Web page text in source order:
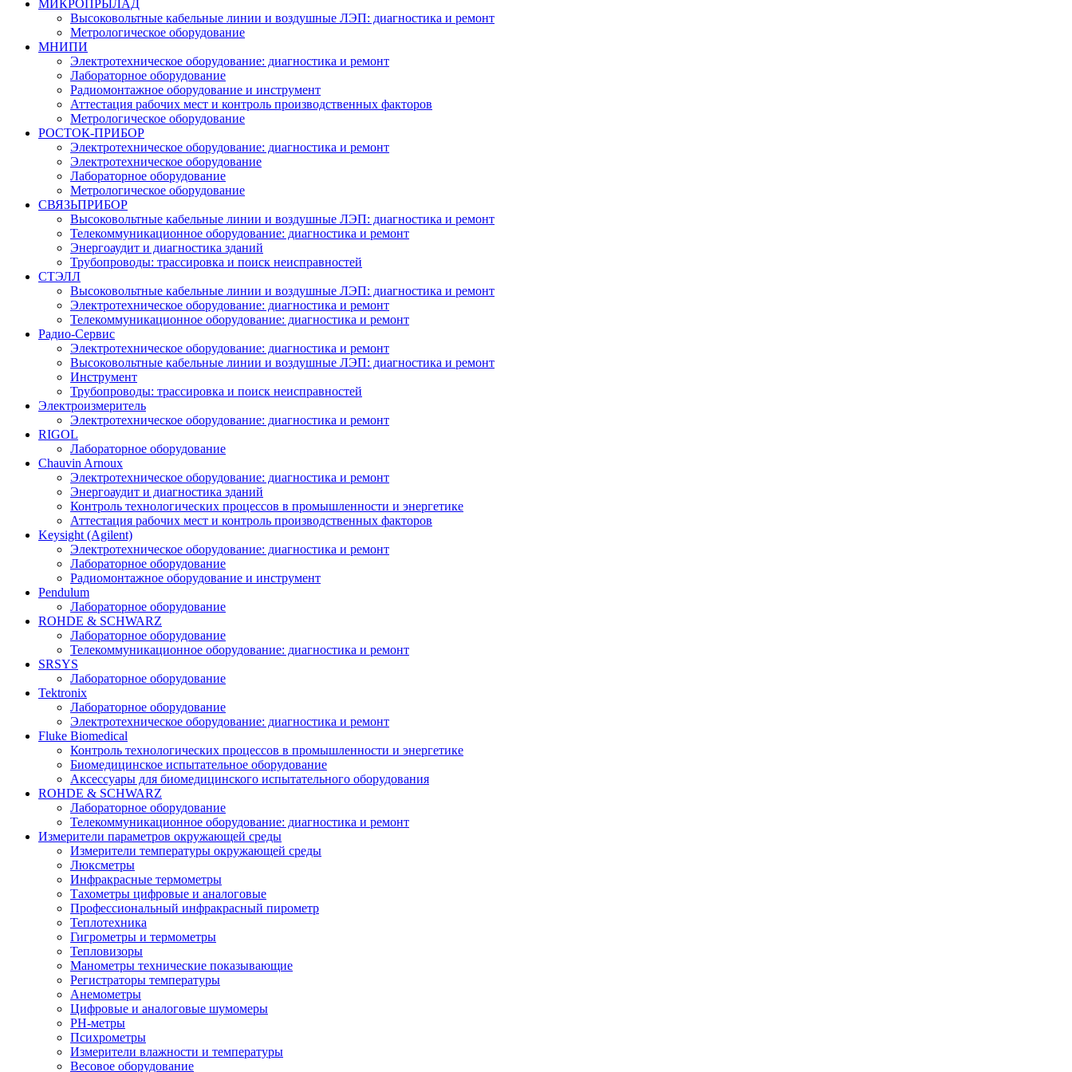
МИКРОПРЫЛАД
Высоковольтные кабельные линии и воздушные ЛЭП: диагностика и ремонт
Метрологическое оборудование
МНИПИ
Электротехническое оборудование: диагностика и ремонт
Лабораторное оборудование
Радиомонтажное оборудование и инструмент
Аттестация рабочих мест и контроль производственных факторов
Метрологическое оборудование
РОСТОК-ПРИБОР
Электротехническое оборудование: диагностика и ремонт
Электротехническое оборудование
Лабораторное оборудование
Метрологическое оборудование
СВЯЗЬПРИБОР
Высоковольтные кабельные линии и воздушные ЛЭП: диагностика и ремонт
Телекоммуникационное оборудование: диагностика и ремонт
Энергоаудит и диагностика зданий
Трубопроводы: трассировка и поиск неисправностей
СТЭЛЛ
Высоковольтные кабельные линии и воздушные ЛЭП: диагностика и ремонт
Электротехническое оборудование: диагностика и ремонт
Телекоммуникационное оборудование: диагностика и ремонт
Радио-Cервис
Электротехническое оборудование: диагностика и ремонт
Высоковольтные кабельные линии и воздушные ЛЭП: диагностика и ремонт
Инструмент
Трубопроводы: трассировка и поиск неисправностей
Электроизмеритель
Электротехническое оборудование: диагностика и ремонт
RIGOL
Лабораторное оборудование
Chauvin Arnoux
Электротехническое оборудование: диагностика и ремонт
Энергоаудит и диагностика зданий
Контроль технологических процессов в промышленности и энергетике
Аттестация рабочих мест и контроль производственных факторов
Keysight (Agilent)
Электротехническое оборудование: диагностика и ремонт
Лабораторное оборудование
Радиомонтажное оборудование и инструмент
Pendulum
Лабораторное оборудование
ROHDE & SCHWARZ
Лабораторное оборудование
Телекоммуникационное оборудование: диагностика и ремонт
SRSYS
Лабораторное оборудование
Tektronix
Лабораторное оборудование
Электротехническое оборудование: диагностика и ремонт
Fluke Biomedical
Контроль технологических процессов в промышленности и энергетике
Биомедицинское испытательное оборудование
Аксессуары для биомедицинского испытательного оборудования
ROHDE & SCHWARZ
Лабораторное оборудование
Телекоммуникационное оборудование: диагностика и ремонт
Измерители параметров окружающей среды
Измерители температуры окружающей среды
Люксметры
Инфракрасные термометры
Тахометры цифровые и аналоговые
Профессиональный инфракрасный пирометр
Теплотехника
Гигрометры и термометры
Тепловизоры
Манометры технические показывающие
Регистраторы температуры
Анемометры
Цифровые и аналоговые шумомеры
PH-метры
Психрометры
Измерители влажности и температуры
Весовое оборудование